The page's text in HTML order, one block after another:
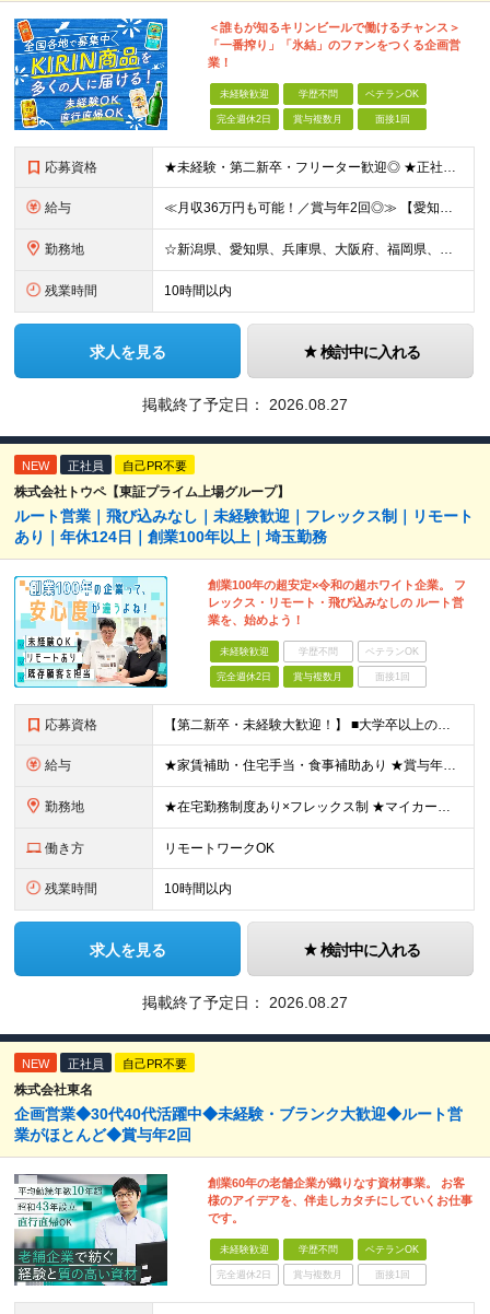
＜誰もが知るキリンビールで働けるチャンス＞
「一番搾り」「氷結」のファンをつくる企画営
業！
未経験歓迎 学歴不問 ベテランOK
完全週休2日 賞与複数月 面接1回
応募資格 ★未経験・第二新卒・フリーター歓迎◎ ★正社員登用制度あり ※顧客折衝のアルバイトまたは社員経験をお持ちの方（学生時代の経験でもOK） ※学歴不問 ～～こんな方を歓迎します～～ □安定した環境で働き
給与 ≪月収36万円も可能！／賞与年2回◎≫ 【愛知】★月収36.7万円も可能 月給32万7000円～＋賞与年2回＋各種手当 【大阪・兵庫・新潟】★月収34.7万円も可能 月給30万7000円～＋賞与年
勤務地 ☆新潟県、愛知県、兵庫県、大阪府、福岡県、大分県 ☆出社は月1回～週1回程度◎直行直帰OK！ ☆マイカー使用または社用車貸与あり アクセスのしやすさやあなたの希望を考慮し、配属先や担当店舗を決定しま
残業時間 10時間以内
求人を見る 検討中に入れる
掲載終了予定日： 2026.08.27
NEW 正社員 自己PR不要
株式会社トウペ【東証プライム上場グループ】
ルート営業｜飛び込みなし｜未経験歓迎｜フレックス制｜リモート
あり｜年休124日｜創業100年以上｜埼玉勤務
創業100年の超安定×令和の超ホワイト企業。 フ
レックス・リモート・飛び込みなしの ルート営
業を、始めよう！
未経験歓迎 学歴不問 ベテランOK
完全週休2日 賞与複数月 面接1回
応募資格 【第二新卒・未経験大歓迎！】 ■大学卒以上の方 ■普通自動車運転免許（AT限定可）をお持ちの方 「残業が少なく、無理せず働けそうだった」 「お休みがしっかり取れて、有給も取りやすい環境に惹かれた」
給与 ★家賃補助・住宅手当・食事補助あり ★賞与年2回 ■院修了：月給24万600円～＋各種手当＋賞与年2回 ■大卒：月給22万7000円～＋各種手当＋賞与年2回 ※年齢・経験を考慮の上、決定します ※
勤務地 ★在宅勤務制度あり×フレックス制 ★マイカー通勤OK ★直帰直行OK 埼玉事業所：埼玉県久喜市久喜東1-6-21 APO11 ※転勤の頻度は高くありませんが、将来的なキャリアアップの目的で変更の可
働き方 リモートワークOK
残業時間 10時間以内
求人を見る 検討中に入れる
掲載終了予定日： 2026.08.27
NEW 正社員 自己PR不要
株式会社東名
企画営業◆30代40代活躍中◆未経験・ブランク大歓迎◆ルート営
業がほとんど◆賞与年2回
創業60年の老舗企業が織りなす資材事業。 お客
様のアイデアを、伴走しカタチにしていくお仕事
です。
未経験歓迎 学歴不問 ベテランOK
完全週休2日 賞与複数月 面接1回